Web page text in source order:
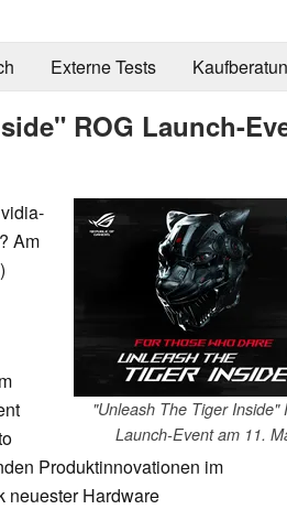
Externe Tests
ROG Launch-
"Unleash The Tiger Inside"
Launch-Event am 11.
Am
Produktinnovationen im
neuester Hardware